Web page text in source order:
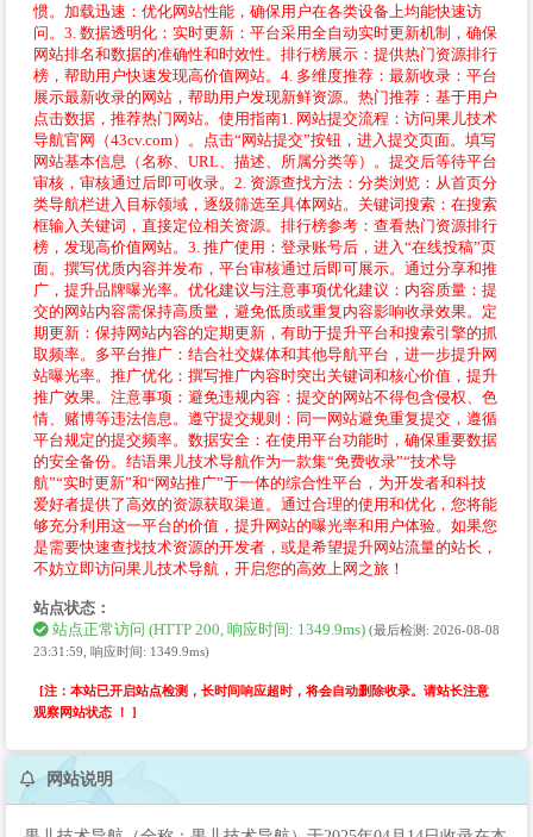
惯。加载迅速：优化网站性能，确保用户在各类设备上均能快速访
问。3. 数据透明化：实时更新：平台采用全自动实时更新机制，确保
网站排名和数据的准确性和时效性。排行榜展示：提供热门资源排行
榜，帮助用户快速发现高价值网站。4. 多维度推荐：最新收录：平台
展示最新收录的网站，帮助用户发现新鲜资源。热门推荐：基于用户
点击数据，推荐热门网站。使用指南1. 网站提交流程：访问果儿技术
导航官网（43cv.com）。点击“网站提交”按钮，进入提交页面。填写
网站基本信息（名称、URL、描述、所属分类等）。提交后等待平台
审核，审核通过后即可收录。2. 资源查找方法：分类浏览：从首页分
类导航栏进入目标领域，逐级筛选至具体网站。关键词搜索：在搜索
框输入关键词，直接定位相关资源。排行榜参考：查看热门资源排行
榜，发现高价值网站。3. 推广使用：登录账号后，进入“在线投稿”页
面。撰写优质内容并发布，平台审核通过后即可展示。通过分享和推
广，提升品牌曝光率。优化建议与注意事项优化建议：内容质量：提
交的网站内容需保持高质量，避免低质或重复内容影响收录效果。定
期更新：保持网站内容的定期更新，有助于提升平台和搜索引擎的抓
取频率。多平台推广：结合社交媒体和其他导航平台，进一步提升网
站曝光率。推广优化：撰写推广内容时突出关键词和核心价值，提升
推广效果。注意事项：避免违规内容：提交的网站不得包含侵权、色
情、赌博等违法信息。遵守提交规则：同一网站避免重复提交，遵循
平台规定的提交频率。数据安全：在使用平台功能时，确保重要数据
的安全备份。结语果儿技术导航作为一款集“免费收录”“技术导
航”“实时更新”和“网站推广”于一体的综合性平台，为开发者和科技
爱好者提供了高效的资源获取渠道。通过合理的使用和优化，您将能
够充分利用这一平台的价值，提升网站的曝光率和用户体验。如果您
是需要快速查找技术资源的开发者，或是希望提升网站流量的站长，
不妨立即访问果儿技术导航，开启您的高效上网之旅！
站点状态：
站点正常访问 (HTTP 200, 响应时间: 1349.9ms) (最后检测: 2026-08-08
23:31:59, 响应时间: 1349.9ms)
[注：本站已开启站点检测，长时间响应超时，将会自动删除收录。请站长注意
观察网站状态 ！ ]
网站说明